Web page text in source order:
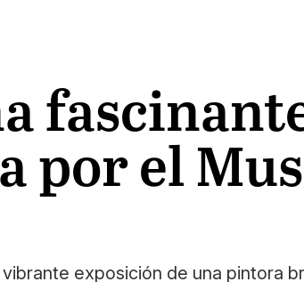
por el
exposición de una pintora